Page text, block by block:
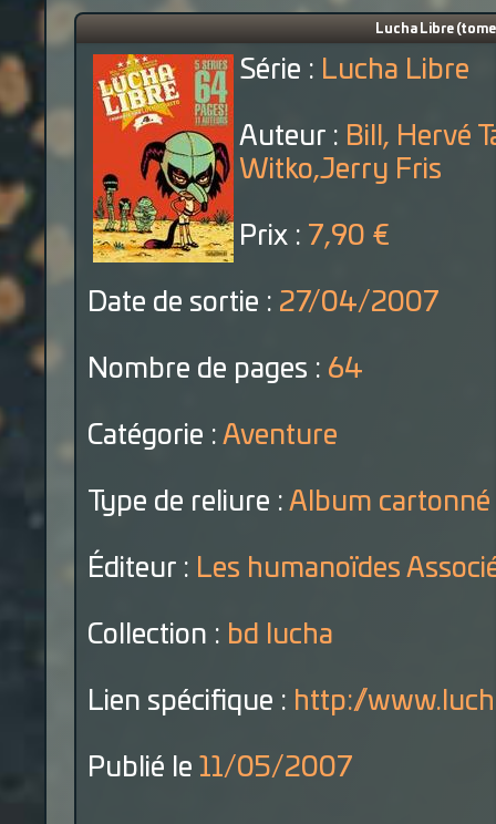
Lucha Libre
Série : Lucha Libre
Auteur : Bill, Hervé
Witko,Jerry Fris
Prix : 7,90 €
Date de sortie : 27/04/2007
Nombre de pages : 64
Catégorie : Aventure
Type de reliure : Album cartonné
Éditeur : Les humanoïdes
Collection : bd lucha
Lien spécifique : http://
Publié le 11/05/2007